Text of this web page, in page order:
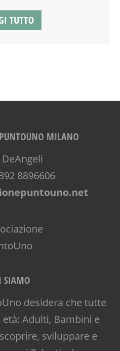
TUTTO
MILANO
8896606
SIAMO
desidera che tutte
Adulti, Bambini e
sviluppare e